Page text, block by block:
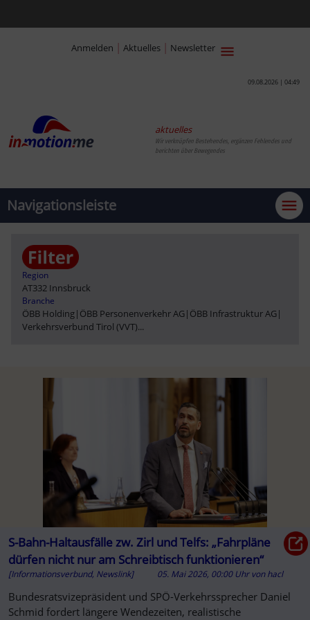
Anmelden | Aktuelles | Newsletter
09.08.2026 | 04:49
aktuelles
Wir verknüpfen Bestehendes, ergänzen Fehlendes und
berichten über Bewegendes
Navigationsleiste
Region
AT332 Innsbruck
Branche
ÖBB Holding| ÖBB Personenverkehr AG| ÖBB Infrastruktur AG|
Verkehrsverbund Tirol (VVT)...
S-Bahn-Haltausfälle zw. Zirl und Telfs: „Fahrpläne
dürfen nicht nur am Schreibtisch funktionieren“
[Informationsverbund, Newslink] 05. Mai 2026, 00:00 Uhr vonhacl
Bundesratsvizepräsident und SPÖ-Verkehrssprecher Daniel
Schmid fordert längere Wendezeiten, realistische